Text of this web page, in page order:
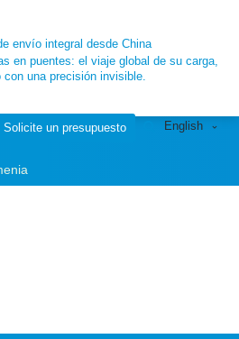
China a
envío integral desde China
en puentes: el viaje global de su carga,
con una precisión invisible.
Solicite un presupuesto English